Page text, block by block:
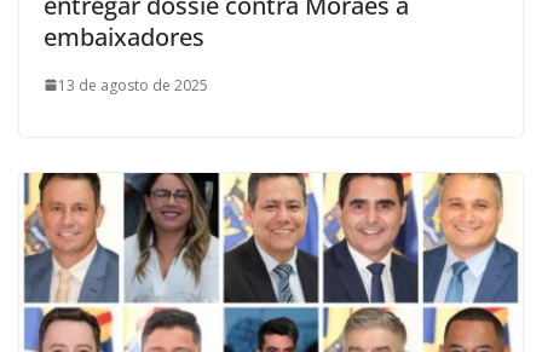
embaixadores
13 de agosto de 2025